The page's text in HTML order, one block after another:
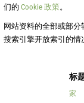
标
家
们的 Cookie 政策。
网站资料的全部或部分
搜索引擎开放索引的情